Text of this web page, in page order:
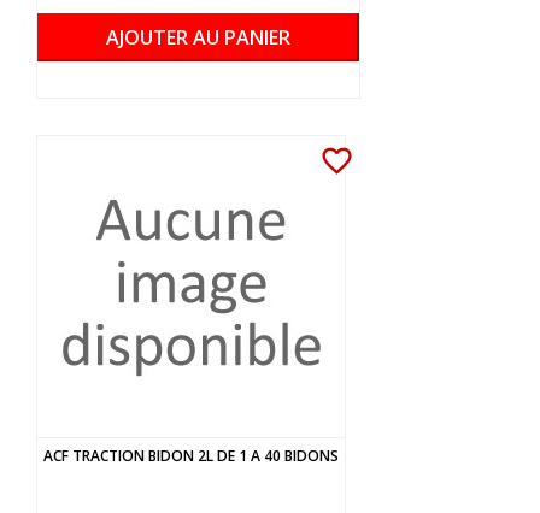
AJOUTER AU PANIER
favorite_border
ACF TRACTION BIDON 2L DE 1 A 40 BIDONS